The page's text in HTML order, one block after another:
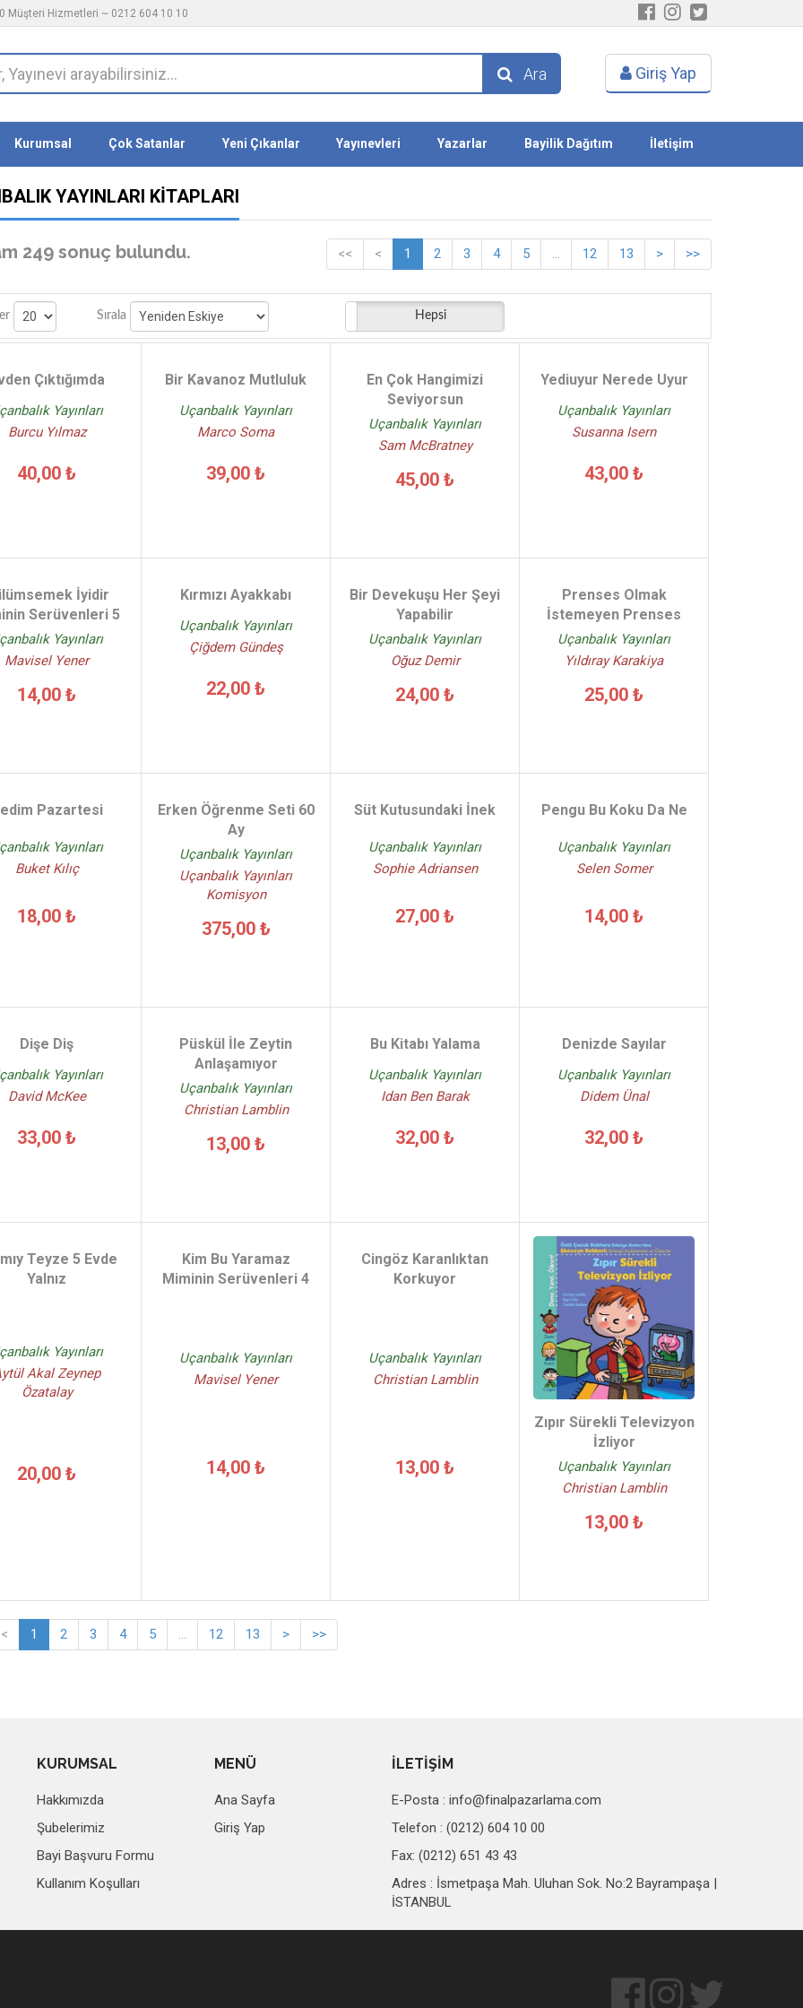
Müşteri Hizmetleri ~ 0212 604 10 10
Ara Giriş Yap
Kurumsal Çok Satanlar Yeni Çıkanlar Yayınevleri Yazarlar Bayilik Dağıtım İletişim
YAYINLARI KITAPLARI
249 sonuç bulundu. << < 1 2 3 4 5 ... 12 13 > >>
Sırala Stoktakiler Hepsi
Çıktığımda
Yayınları
Burcu Yılmaz
40,00 ₺
Bir Kavanoz Mutluluk
Uçanbalık Yayınları
Marco Soma
39,00 ₺
En Çok Hangimizi
Seviyorsun
Uçanbalık Yayınları
Sam McBratney
45,00 ₺
Yediuyur Nerede Uyur
Uçanbalık Yayınları
Susanna Isern
43,00 ₺
İyidir
Serüvenleri 5
Yayınları
Mavisel Yener
14,00 ₺
Kırmızı Ayakkabı
Uçanbalık Yayınları
Çiğdem Gündeş
22,00 ₺
Bir Devekuşu Her Şeyi
Yapabilir
Uçanbalık Yayınları
Oğuz Demir
24,00 ₺
Prenses Olmak
İstemeyen Prenses
Uçanbalık Yayınları
Yıldıray Karakiya
25,00 ₺
Pazartesi
Yayınları
Buket Kılıç
18,00 ₺
Erken Öğrenme Seti 60
Ay
Uçanbalık Yayınları
Uçanbalık Yayınları
Komisyon
375,00 ₺
Süt Kutusundaki İnek
Uçanbalık Yayınları
Sophie Adriansen
27,00 ₺
Pengu Bu Koku Da Ne
Uçanbalık Yayınları
Selen Somer
14,00 ₺
Dişe Diş
Yayınları
David McKee
33,00 ₺
Püskül İle Zeytin
Anlaşamıyor
Uçanbalık Yayınları
Christian Lamblin
13,00 ₺
Bu Kitabı Yalama
Uçanbalık Yayınları
Idan Ben Barak
32,00 ₺
Denizde Sayılar
Uçanbalık Yayınları
Didem Ünal
32,00 ₺
Teyze 5 Evde
Yalnız
Yayınları
Akal Zeynep
Özatalay
20,00 ₺
Kim Bu Yaramaz
Miminin Serüvenleri 4
Uçanbalık Yayınları
Mavisel Yener
14,00 ₺
Cingöz Karanlıktan
Korkuyor
Uçanbalık Yayınları
Christian Lamblin
13,00 ₺
Zıpır Sürekli Televizyon
İzliyor
Uçanbalık Yayınları
Christian Lamblin
13,00 ₺
< 1 2 3 4 5 ... 12 13 > >>
KURUMSAL
Hakkımızda
Şubelerimiz
Bayi Başvuru Formu
Kullanım Koşulları
MENÜ
Ana Sayfa
Giriş Yap
İLETİŞİM
E-Posta :info@finalpazarlama.com
Telefon : (0212) 604 10 00
Fax: (0212) 651 43 43
Adres : İsmetpaşa Mah. Uluhan Sok. No:2 Bayrampaşa |
İSTANBUL